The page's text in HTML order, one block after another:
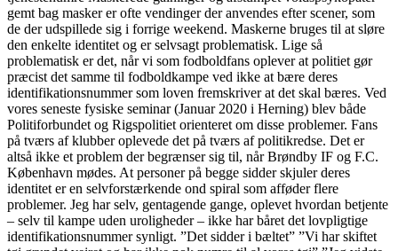
gemt bag masker er ofte vendinger der anvendes efter scener, som
de der udspillede sig i forrige weekend. Maskerne bruges til at sløre
den enkelte identitet og er selvsagt problematisk. Lige så
problematisk er det, når vi som fodboldfans oplever at politiet gør
præcist det samme til fodboldkampe ved ikke at bære deres
identifikationsnummer som loven fremskriver at det skal bæres. Ved
vores seneste fysiske seminar (Januar 2020 i Herning) blev både
Politiforbundet og Rigspolitiet orienteret om disse problemer. Fans
på tværs af klubber oplevede det på tværs af politikredse. Det er
altså ikke et problem der begrænser sig til, når Brøndby IF og F.C.
København mødes. At personer på begge sidder skjuler deres
identitet er en selvforstærkende ond spiral som afføder flere
problemer. Jeg har selv, gentagende gange, oplevet hvordan betjente
– selv til kampe uden uroligheder – ikke har båret det lovpligtige
identifikationsnummer synligt. ”Det sidder i bæltet” ”Vi har skiftet